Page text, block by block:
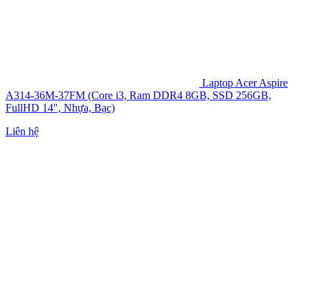
Laptop Acer Aspire
A314-36M-37FM (Core i3, Ram DDR4 8GB, SSD 256GB,
FullHD 14″, Nhựa, Bạc)
Liên hệ